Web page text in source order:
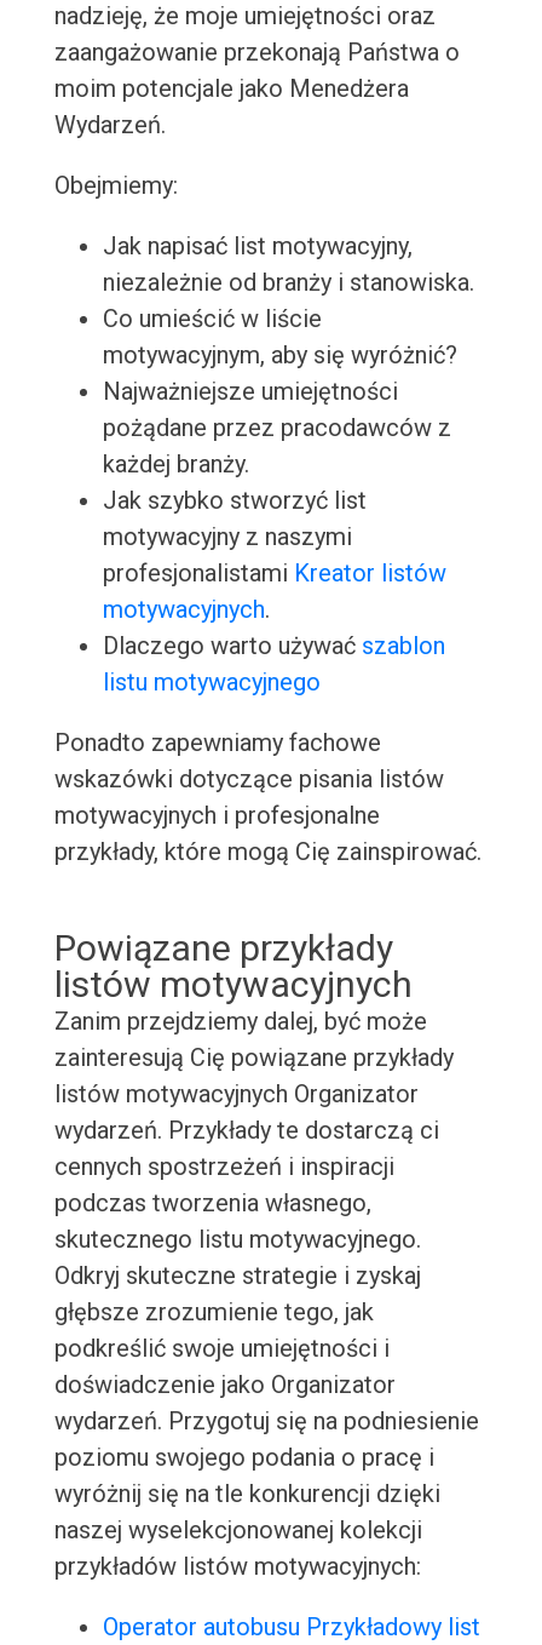
nadzieję, że moje umiejętności oraz
zaangażowanie przekonają Państwa o
moim potencjale jako Menedżera
Wydarzeń.
Obejmiemy:
Jak napisać list motywacyjny,
niezależnie od branży i stanowiska.
Co umieścić w liście
motywacyjnym, aby się wyróżnić?
Najważniejsze umiejętności
pożądane przez pracodawców z
każdej branży.
Jak szybko stworzyć list
motywacyjny z naszymi
profesjonalistami Kreator listów
motywacyjnych.
Dlaczego warto używać szablon
listu motywacyjnego
Ponadto zapewniamy fachowe
wskazówki dotyczące pisania listów
motywacyjnych i profesjonalne
przykłady, które mogą Cię zainspirować.
Powiązane przykłady
listów motywacyjnych
Zanim przejdziemy dalej, być może
zainteresują Cię powiązane przykłady
listów motywacyjnych Organizator
wydarzeń. Przykłady te dostarczą ci
cennych spostrzeżeń i inspiracji
podczas tworzenia własnego,
skutecznego listu motywacyjnego.
Odkryj skuteczne strategie i zyskaj
głębsze zrozumienie tego, jak
podkreślić swoje umiejętności i
doświadczenie jako Organizator
wydarzeń. Przygotuj się na podniesienie
poziomu swojego podania o pracę i
wyróżnij się na tle konkurencji dzięki
naszej wyselekcjonowanej kolekcji
przykładów listów motywacyjnych:
Operator autobusu Przykładowy list